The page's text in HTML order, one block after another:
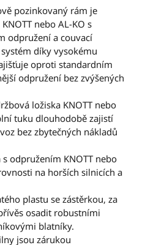
pozinkovaný rám je
nebo AL-KO s
odpružení a couvací
díky vysokému
oproti standardním
odpružení bez zvýšených
ložiska KNOTT nebo
tuku dlouhodobě zajistí
bez zbytečných nákladů
odpružením KNOTT nebo
na horších silnicích a
plastu se zástěrkou, za
osadit robustními
blatníky.
jsou zárukou